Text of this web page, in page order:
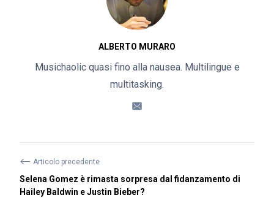
ALBERTO MURARO
Musichaolic quasi fino alla nausea. Multilingue e
multitasking.
⟵ Articolo precedente
Selena Gomez è rimasta sorpresa dal fidanzamento di
Hailey Baldwin e Justin Bieber?